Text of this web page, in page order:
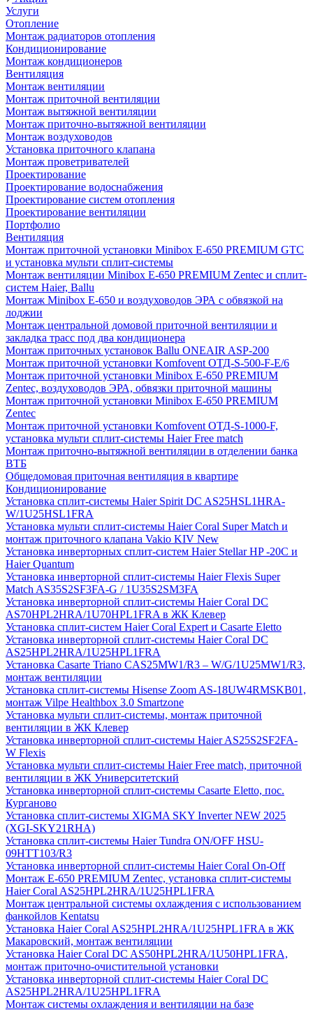
Услуги
Отопление
Монтаж радиаторов отопления
Кондиционирование
Монтаж кондиционеров
Вентиляция
Монтаж вентиляции
Монтаж приточной вентиляции
Монтаж вытяжной вентиляции
Монтаж приточно-вытяжной вентиляции
Монтаж воздуховодов
Установка приточного клапана
Монтаж проветривателей
Проектирование
Проектирование водоснабжения
Проектирование систем отопления
Проектирование вентиляции
Портфолио
Вентиляция
Монтаж приточной установки Minibox E-650 PREMIUM GTC
и установка мульти сплит-системы
Монтаж вентиляции Minibox E-650 PREMIUM Zentec и сплит-
систем Haier, Ballu
Монтаж Minibox E-650 и воздуховодов ЭРА с обвязкой на
лоджии
Монтаж центральной домовой приточной вентиляции и
закладка трасс под два кондиционера
Монтаж приточных установок Ballu ONEAIR ASP-200
Монтаж приточной установки Komfovent ОТД-S-500-F-E/6
Монтаж приточной установки Minibox E-650 PREMIUM
Zentec, воздуховодов ЭРА, обвязки приточной машины
Монтаж приточной установки Minibox E-650 PREMIUM
Zentec
Монтаж приточной установки Komfovent ОТД-S-1000-F,
установка мульти сплит-системы Haier Free match
Монтаж приточно-вытяжной вентиляции в отделении банка
ВТБ
Общедомовая приточная вентиляция в квартире
Кондиционирование
Установка сплит-системы Haier Spirit DC AS25HSL1HRA-
W/1U25HSL1FRA
Установка мульти сплит-системы Haier Coral Super Match и
монтаж приточного клапана Vakio KIV New
Установка инверторных сплит-систем Haier Stellar HP -20С и
Haier Quantum
Установка инверторной сплит-системы Haier Flexis Super
Match AS35S2SF3FA-G / 1U35S2SM3FA
Установка инверторной сплит-системы Haier Coral DC
AS70HPL2HRA/1U70HPL1FRA в ЖК Клевер
Установка сплит-систем Haier Coral Expert и Casarte Eletto
Установка инверторной сплит-системы Haier Coral DC
AS25HPL2HRA/1U25HPL1FRA
Установка Casarte Triano CAS25MW1/R3 – W/G/1U25MW1/R3,
монтаж вентиляции
Установка сплит-системы Hisense Zoom AS-18UW4RMSKB01,
монтаж Vilpe Healthbox 3.0 Smartzone
Установка мульти сплит-системы, монтаж приточной
вентиляции в ЖК Клевер
Установка инверторной сплит-системы Haier AS25S2SF2FA-
W Flexis
Установка мульти сплит-системы Haier Free match, приточной
вентиляции в ЖК Университетский
Установка инверторной сплит-системы Casarte Eletto, пос.
Курганово
Установка сплит-системы XIGMA SKY Inverter NEW 2025
(XGI-SKY21RHA)
Установка сплит-системы Haier Tundra ON/OFF HSU-
09HTT103/R3
Установка инверторной сплит-системы Haier Coral On-Off
Монтаж E-650 PREMIUM Zentec, установка сплит-системы
Haier Coral AS25HPL2HRA/1U25HPL1FRA
Монтаж центральной системы охлаждения с использованием
фанкойлов Kentatsu
Установка Haier Coral AS25HPL2HRA/1U25HPL1FRA в ЖК
Макаровский, монтаж вентиляции
Установка Haier Coral DC AS50HPL2HRA/1U50HPL1FRA,
монтаж приточно-очистительной установки
Установка инверторной сплит-системы Haier Coral DC
AS25HPL2HRA/1U25HPL1FRA
Монтаж системы охлаждения и вентиляции на базе